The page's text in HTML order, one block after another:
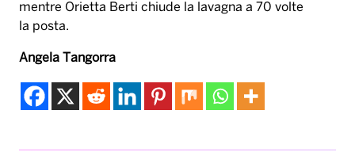
mentre Orietta Berti chiude la lavagna a 70 volte
la posta.
Angela Tangorra